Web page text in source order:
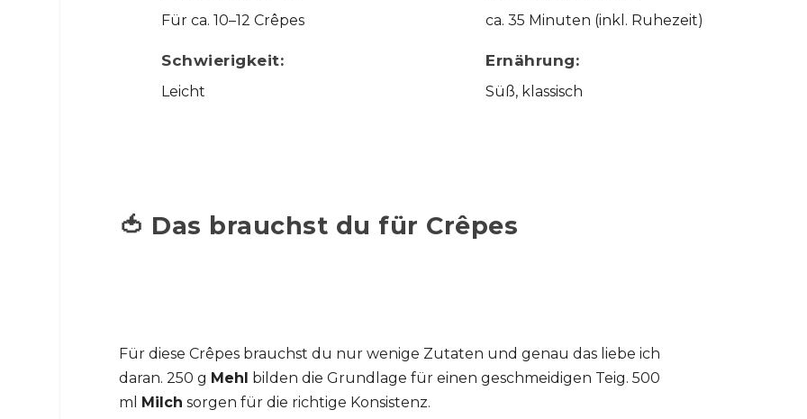
Für ca. 10–12 Crêpes
Schwierigkeit:
Leicht
ca. 35 Minuten (inkl. Ruhezeit)
Ernährung:
Süß, klassisch
🍅 Das brauchst du für Crêpes
Für diese Crêpes brauchst du nur wenige Zutaten und genau das liebe ich
daran. 250 g Mehl bilden die Grundlage für einen geschmeidigen Teig. 500
ml
Milch sorgen für die richtige Konsistenz.